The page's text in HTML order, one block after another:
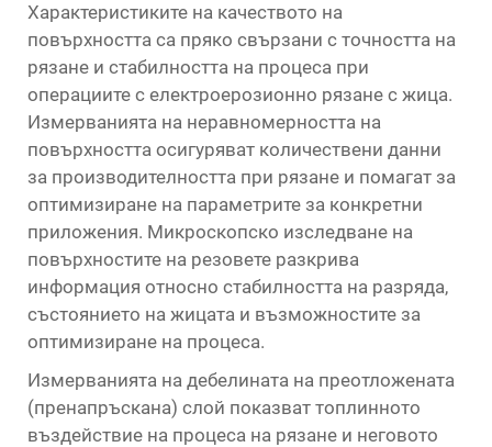
Характеристиките на качеството на
повърхността са пряко свързани с точността на
рязане и стабилността на процеса при
операциите с електроерозионно рязане с жица.
Измерванията на неравномерността на
повърхността осигуряват количествени данни
за производителността при рязане и помагат за
оптимизиране на параметрите за конкретни
приложения. Микроскопско изследване на
повърхностите на резовете разкрива
информация относно стабилността на разряда,
състоянието на жицата и възможностите за
оптимизиране на процеса.
Измерванията на дебелината на преотложената
(пренапръскана) слой показват топлинното
въздействие на процеса на рязане и неговото